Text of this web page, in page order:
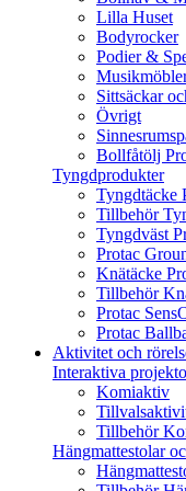
Lilla Huset
Bodyrocker
Podier &
Sittsäckar
Övrigt
Bollfåtölj
Tyngdprodukter
Tyngdtäcke
Tillbehör
Tyngdväst
Protac
Knätäcke
Tillbehör
Protac
Protac
Aktivitet och
Interaktiva
Komiaktiv
Tillbehör
Hängmattestolar